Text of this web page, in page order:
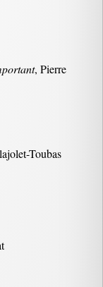
, Pierre
Toubas